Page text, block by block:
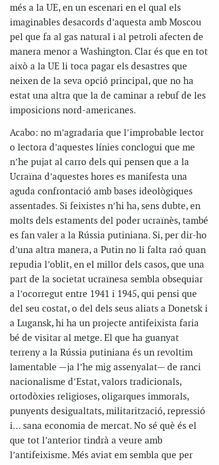
més a la UE, en un escenari en el qual els
imaginables desacords d’aquesta amb Moscou
pel que fa al gas natural i al petroli afecten de
manera menor a Washington. Clar és que en tot
això a la UE li toca pagar els desastres que
neixen de la seva opció principal, que no ha
estat una altra que la de caminar a rebuf de les
imposicions nord-americanes.
Acabo: no m’agradaria que l’improbable lector
o lectora d’aquestes línies conclogui que me
n’he pujat al carro dels qui pensen que a la
Ucraïna d’aquestes hores es manifesta una
aguda confrontació amb bases ideològiques
assentades. Si feixistes n’hi ha, sens dubte, en
molts dels estaments del poder ucraïnès, també
es fan valer a la Rússia putiniana. Si, per dir-ho
d’una altra manera, a Putin no li falta raó quan
repudia l’oblit, en el millor dels casos, que una
part de la societat ucraïnesa sembla obsequiar
a l’ocorregut entre 1941 i 1945, qui pensi que
del seu costat, o del dels seus aliats a Donetsk i
a Lugansk, hi ha un projecte antifeixista faria
bé de visitar al metge. El que ha guanyat
terreny a la Rússia putiniana és un revoltim
lamentable —ja l’he mig assenyalat— de ranci
nacionalisme d’Estat, valors tradicionals,
ortodòxies religioses, oligarques immorals,
punyents desigualtats, militarització, repressió
i… sana economia de mercat. No sé què és el
que tot l’anterior tindrà a veure amb
l’antifeixisme. Més aviat em sembla que per